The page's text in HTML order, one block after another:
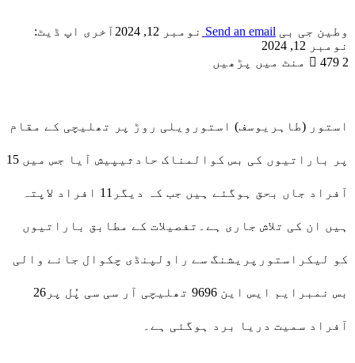
وطین جی بی Send an email نومبر 12, 2024
آخری اپ ڈیٹ:
نومبر 12, 2024
479 2 منٹ میں پڑھیں
استور (طاہریوسف) استورویلی روڑ پر تھلیچی کے مقام
پر باراتیوں کی بس کوالمناک حادثیپیش آیا جس میں 15
آفراد جاں بحق ہوگئے ہیں جب کہ دیگر11 افراد لاپتہ
ہیں ان کی تلاش جاری ہے۔تفصیلات کے مطابق باراتیوں
کو لیکراستورپریشنگ سے راولپنڈی چکوال جانے والی
بس نمبرایم ایس این 9696 تھلیچی آر سی سی پُل پر26
آفراد سمیت دریا برد ہوگئی ہے۔